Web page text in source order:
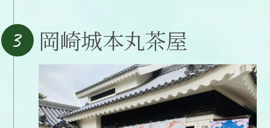
3 岡崎城本丸茶屋